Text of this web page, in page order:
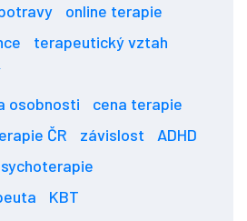
online terapie
terapeutický vztah
osobnosti
cena terapie
ČR závislost
ADHD
KBT